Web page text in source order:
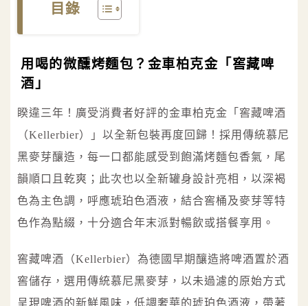
目錄
用喝的微醺烤麵包？金車柏克金「窖藏啤
酒」
睽違三年！廣受消費者好評的金車柏克金「窖藏啤酒
（Kellerbier）」以全新包裝再度回歸！採用傳統慕尼
黑麥芽釀造，每一口都能感受到飽滿烤麵包香氣，尾
韻順口且乾爽；此次也以全新罐身設計亮相，以深褐
色為主色調，呼應琥珀色酒液，結合窖桶及麥芽等特
色作為點綴，十分適合年末派對暢飲或搭餐享用。
窖藏啤酒（Kellerbier）為德國早期釀造將啤酒置於酒
窖儲存，選用傳統慕尼黑麥芽，以未過濾的原始方式
呈現啤酒的新鮮風味，低調奢華的琥珀色酒液，帶著